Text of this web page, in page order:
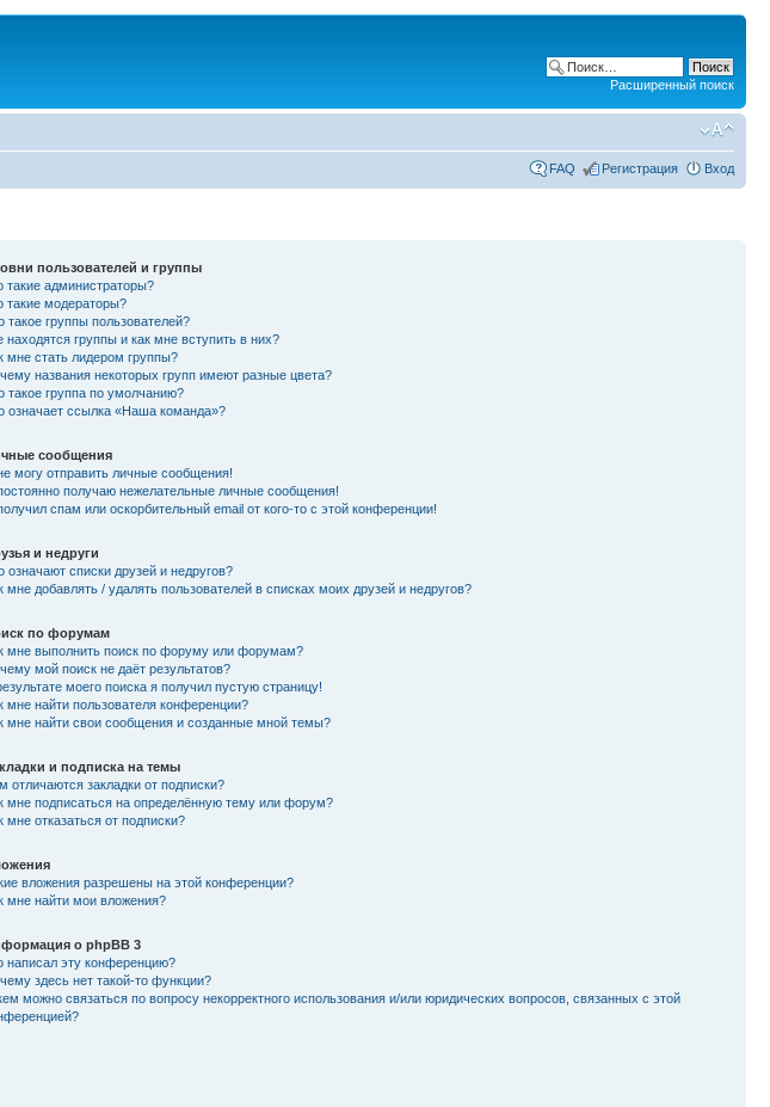
Расширенный поиск
FAQ Регистрация Вход
пользователей и группы
такие администраторы?
такие модераторы?
такое группы пользователей?
находятся группы и как мне вступить в них?
мне стать лидером группы?
названия некоторых групп имеют разные цвета?
такое группа по умолчанию?
означает ссылка «Наша команда»?
сообщения
могу отправить личные сообщения!
получаю нежелательные личные сообщения!
спам или оскорбительный email от кого-то с этой конференции!
и недруги
означают списки друзей и недругов?
мне добавлять / удалять пользователей в списках моих друзей и недругов?
по форумам
мне выполнить поиск по форуму или форумам?
мой поиск не даёт результатов?
моего поиска я получил пустую страницу!
мне найти пользователя конференции?
мне найти свои сообщения и созданные мной темы?
и подписка на темы
отличаются закладки от подписки?
мне подписаться на определённую тему или форум?
мне отказаться от подписки?
вложения разрешены на этой конференции?
мне найти мои вложения?
о phpBB 3
написал эту конференцию?
здесь нет такой-то функции?
можно связаться по вопросу некорректного использования и/или юридических вопросов, связанных с этой